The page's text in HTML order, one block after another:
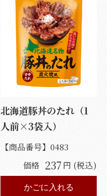
北海道豚丼のたれ（1
人前×3袋入）
【商品番号】0483
価格 237 円 (税込)
かごに入れる